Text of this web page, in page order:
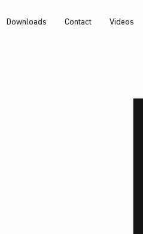
Downloads Contact Videos